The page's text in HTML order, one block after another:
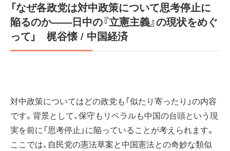
「なぜ各政党は対中政策について思考停止に
陥るのか――日中の『立憲主義』の現状をめぐ
って」
梶谷懐 / 中国経済
対中政策についてはどの政党も「似たり寄ったり」の内容
です。背景として、保守もリベラルも中国の台頭という現
実を前に「思考停止」に陥っていることが考えられます。
ここでは、自民党の憲法草案と中国憲法との奇妙な類似